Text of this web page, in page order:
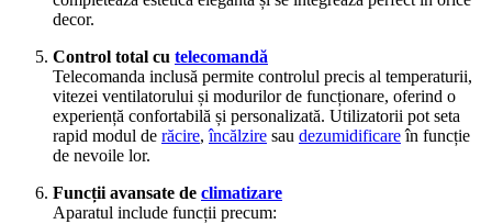
decor.
Control total cu telecomandă
Telecomanda inclusă permite controlul precis al temperaturii,
vitezei ventilatorului și modurilor de funcționare, oferind o
experiență confortabilă și personalizată. Utilizatorii pot seta
rapid modul de răcire,încălzire sau dezumidificareîn funcție
de nevoile lor.
Funcții avansate de climatizare
Aparatul include funcții precum: